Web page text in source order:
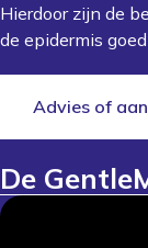
Hierdoor zijn de
de epidermis
Advies of
Plusis te
De